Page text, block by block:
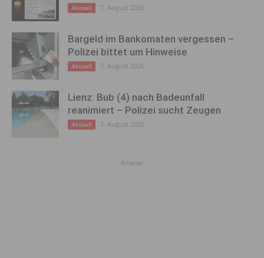
Aktuell 7. August 2026
Bargeld im Bankomaten vergessen –
Polizei bittet um Hinweise
Aktuell 7. August 2026
Lienz: Bub (4) nach Badeunfall
reanimiert – Polizei sucht Zeugen
Aktuell 7. August 2026
Anzeige